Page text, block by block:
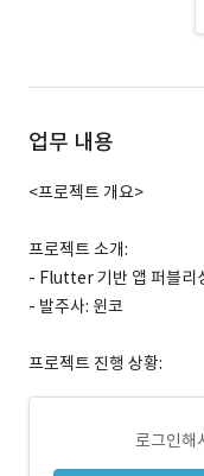
업무 내용
<프로젝트 개요>
프로젝트 소개:
- Flutter 기반 앱 퍼블리
- 발주사: 윈코
프로젝트 진행 상황:
로그인해